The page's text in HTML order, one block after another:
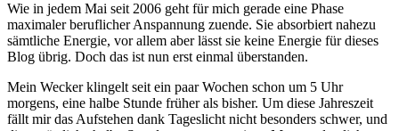
Wie in jedem Mai seit 2006 geht für mich gerade eine Phase
maximaler beruflicher Anspannung zuende. Sie absorbiert nahezu
sämtliche Energie, vor allem aber lässt sie keine Energie für dieses
Blog übrig. Doch das ist nun erst einmal überstanden.
Mein Wecker klingelt seit ein paar Wochen schon um 5 Uhr
morgens, eine halbe Stunde früher als bisher. Um diese Jahreszeit
fällt mir das Aufstehen dank Tageslicht nicht besonders schwer, und